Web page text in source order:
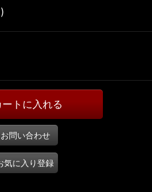
ートに入れる
お問い合わせ
気に入り登録